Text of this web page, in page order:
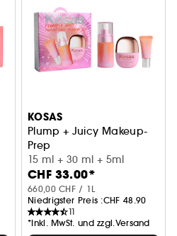
KOSAS
Plump + Juicy Makeup-
Prep
Skincare-Set
15 ml + 30 ml + 5ml
CHF 33.00*
660,00 CHF / 1L
Niedrigster Preis :CHF 48.90
11
*Inkl. MwSt. und zzgl.Versand